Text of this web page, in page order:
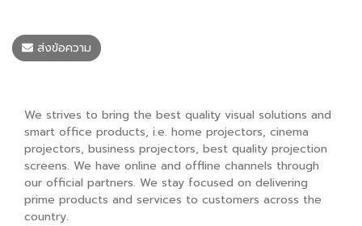
ส่งข้อความ
We strives to bring the best quality visual solutions and
smart office products, i.e. home projectors, cinema
projectors, business projectors, best quality projection
screens. We have online and offline channels through
our official partners. We stay focused on delivering
prime products and services to customers across the
country.